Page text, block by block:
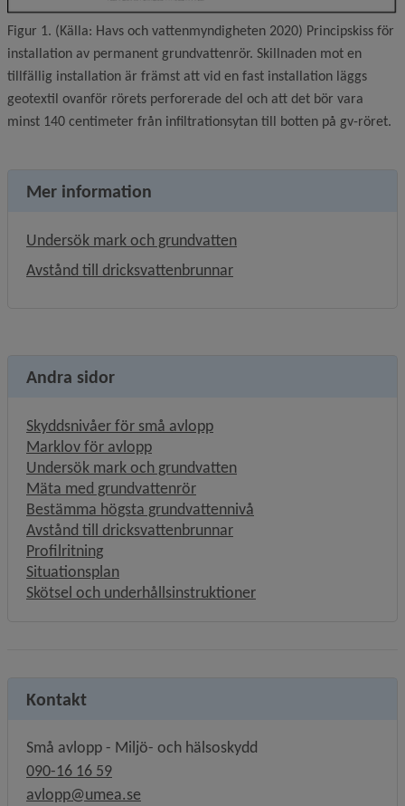
Figur 1. (Källa: Havs och vattenmyndigheten 2020) Principskiss för
installation av permanent grundvattenrör. Skillnaden mot en
tillfällig installation är främst att vid en fast installation läggs
geotextil ovanför rörets perforerade del och att det bör vara
minst 140 centimeter från infiltrationsytan till botten på gv-röret.
Mer information
Undersök mark och grundvatten
Avstånd till dricksvattenbrunnar
Andra sidor
Skyddsnivåer för små avlopp
Marklov för avlopp
Undersök mark och grundvatten
Mäta med grundvattenrör
Bestämma högsta grundvattennivå
Avstånd till dricksvattenbrunnar
Profilritning
Situationsplan
Skötsel och underhållsinstruktioner
Kontakt
Små avlopp - Miljö- och hälsoskydd
090-16 16 59
avlopp@umea.se